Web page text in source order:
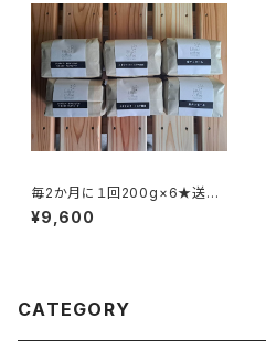
毎2か月に１回200g×6★送料
無料（全6回）
¥9,600
CATEGORY